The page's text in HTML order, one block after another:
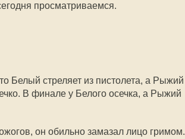
просматриваемся.
Белый стреляет из пистолета, а Рыжий
В финале у Белого осечка, а Рыжий
он обильно замазал лицо гримом.